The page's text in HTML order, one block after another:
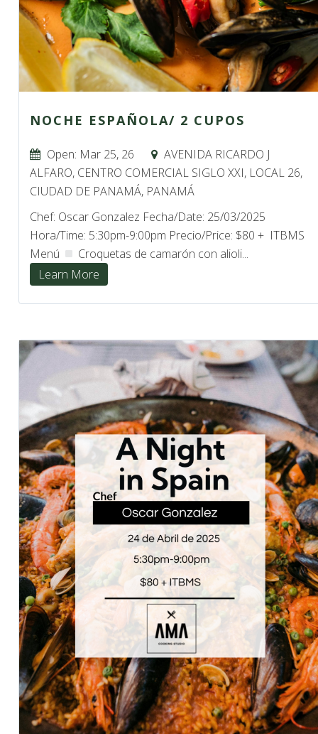
NOCHE ESPAÑOLA/ 2 CUPOS
Open: Mar 25, 26
AVENIDA RICARDO J
ALFARO, CENTRO COMERCIAL SIGLO XXI, LOCAL 26,
CIUDAD DE PANAMÁ, PANAMÁ
Chef: Oscar Gonzalez Fecha/Date: 25/03/2025
Hora/Time: 5:30pm-9:00pm Precio/Price: $80 + ITBMS
Menú
Croquetas de camarón con alioli...
Learn More